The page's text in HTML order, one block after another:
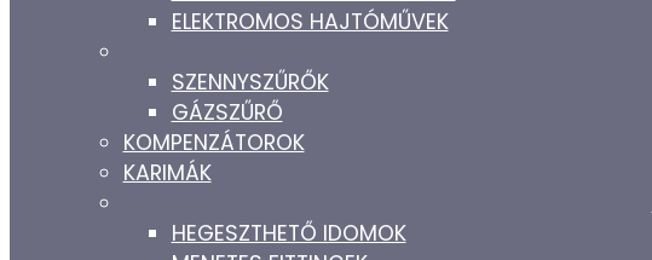
ELEKTROMOS HAJTÓMŰVEK
SZENNYSZŰRŐK
GÁZSZŰRŐ
KOMPENZÁTOROK
KARIMÁK
HEGESZTHETŐ IDOMOK